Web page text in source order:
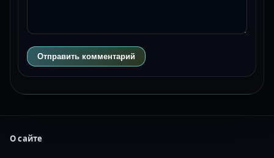
Отправить комментарий
О сайте